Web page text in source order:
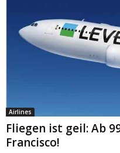
Airlines
Fliegen ist geil: Ab
Francisco!